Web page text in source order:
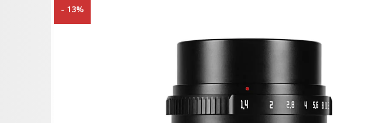
Andra kunder köpte även
- 13%